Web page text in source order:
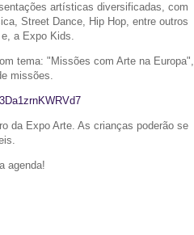
artísticas diversificadas, com
Street Dance, Hip Hop, entre outros
a Expo Kids.
tema: "Missões com Arte na Europa",
missões.
da Expo Arte. As crianças poderão se
agenda!